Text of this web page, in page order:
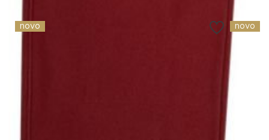
novo novo